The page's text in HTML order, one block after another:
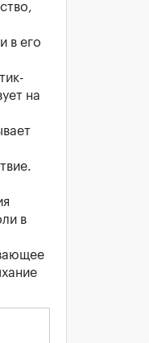
в его
на
в